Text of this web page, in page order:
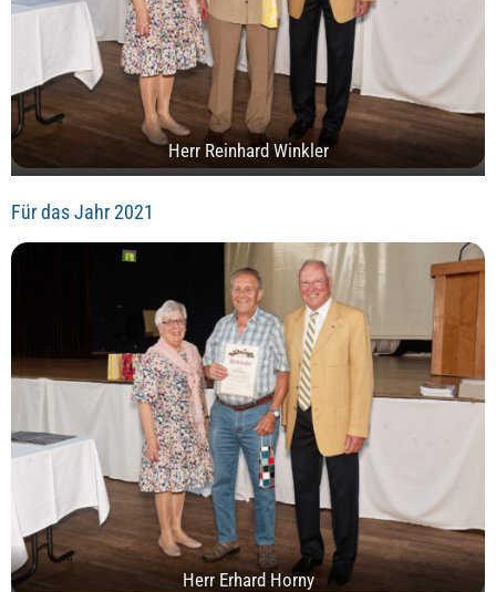
Herr Reinhard Winkler
Für das Jahr 2021
Herr Erhard Horny